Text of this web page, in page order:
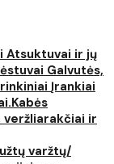
Atsuktuvai ir jų
Galvutės,
Įrankiai
ir
varžtų/